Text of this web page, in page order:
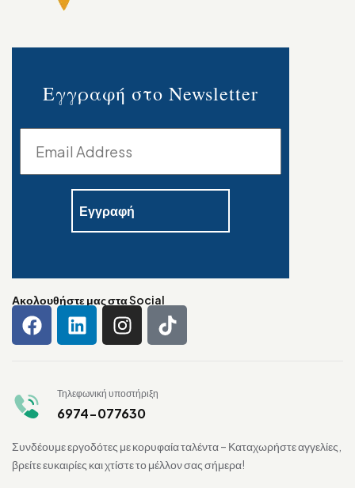
Εγγραφή στο Newsletter
Ακολουθήστε μας στα Social
Τηλεφωνική υποστήριξη
6974-077630
Συνδέουμε εργοδότες με κορυφαία ταλέντα – Καταχωρήστε αγγελίες,
βρείτε ευκαιρίες και χτίστε το μέλλον σας σήμερα!